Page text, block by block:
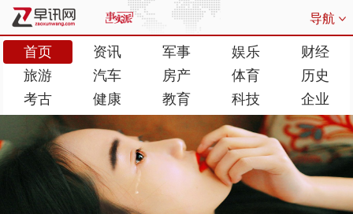
导航
首页 资讯 军事 娱乐
财经
旅游
汽车 房产 体育
历史
考古
健康 教育 科技 企业